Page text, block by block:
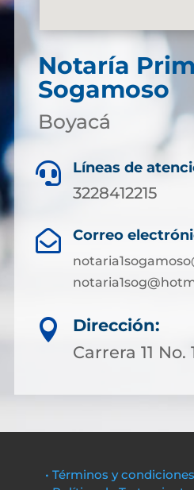
Notaría
Sogamoso
Boyacá
 Líneas de
3228412215
 Correo

Dirección:
Carrera 11 No.
• Términos y condiciones